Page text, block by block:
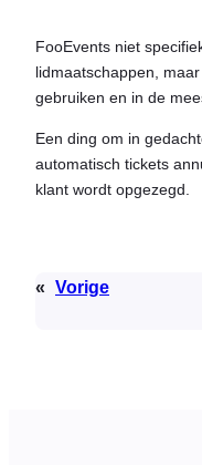
FooEvents niet
lidmaatschappen,
gebruiken en in de
Een ding om in
automatisch tickets
klant wordt opgezegd.
« Vorige